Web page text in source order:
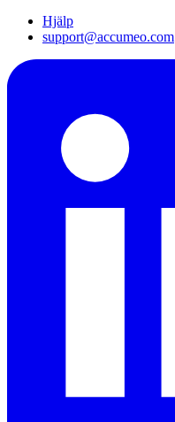
Hjälp
support@accumeo.com